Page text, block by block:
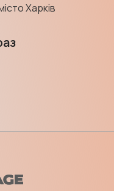
Харків